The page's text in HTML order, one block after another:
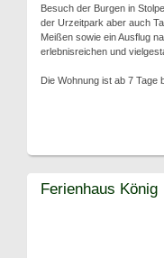
Besuch der Burgen in
der Urzeitpark aber auch
Meißen sowie ein Ausflug
erlebnisreichen und
Die Wohnung ist ab 7 Tage
Ferienhaus König